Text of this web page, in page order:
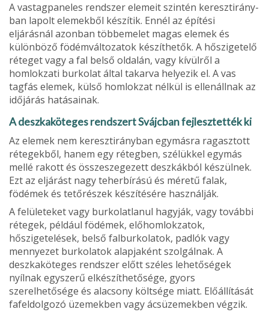
A vastagpaneles rendszer elemeit szintén keresztirány­
ban lapolt elemekből készítik. Ennél az építési
eljárásnál azonban többemelet magas elemek és
különböző födém­változatok készíthetők. A hő­szigetelő
réteget vagy a fal belső oldalán, vagy kívülről a
homlokzati burkolat által ta­karva helyezik el. A vas
tagfás elemek, külső homlokzat nél­kül is ellenállnak az
időjárás hatásainak.
A deszkaköteges rendszert Svájcban fejlesztették ki
Az elemek nem keresztirányban egymásra ragasztott
rétegek­ből, hanem egy rétegben, szé­lükkel egymás
mellé rakott és összeszegezett deszkákból ké­szülnek.
Ezt az eljárást nagy teherbírású és méretű falak,
födémek és tetőrészek készí­tésére használják.
A felületeket vagy burko­latlanul hagyják, vagy továb­bi
rétegek, például födémek, előhomlokzatok,
hőszigetelé­sek, belső falburkolatok, pad­lók vagy
mennyezet burkola­tok alapjaként szolgálnak. A
deszkaköteges rendszer előtt széles lehetőségek
nyílnak egyszerű elkészíthetősége, gyors
szerelhetősége és ala­csony költsége miatt. Előállí­tását
fafeldolgozó üzemekben vagy ácsüzemekben végzik.